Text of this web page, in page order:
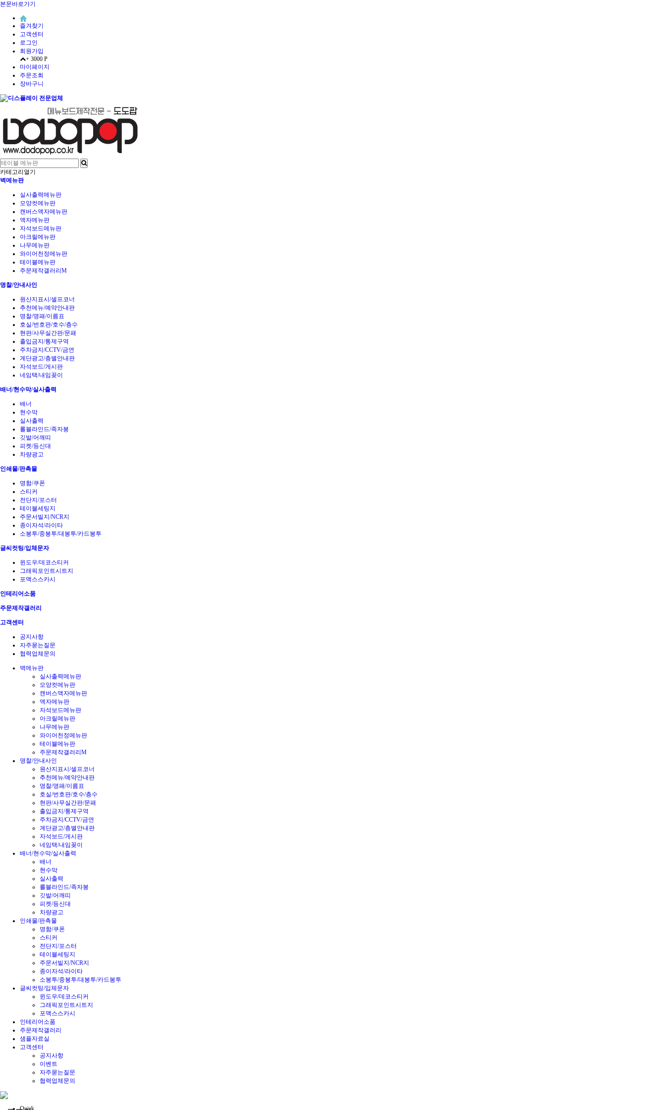
본문바로가기
즐겨찾기
고객센터
로그인
회원가입
+ 3000 P
마이페이지
주문조회
장바구니
카테고리열기
벽메뉴판
실사출력메뉴판
모양컷메뉴판
캔버스액자메뉴판
액자메뉴판
자석보드메뉴판
아크릴메뉴판
나무메뉴판
와이어천정메뉴판
테이블메뉴판
주문제작갤러리M
명찰/안내사인
원산지표시/셀프코너
추천메뉴/예약안내판
명찰/명패/이름표
호실/번호판/호수/층수
현판/사무실간판/문패
출입금지/통제구역
주차금지/CCTV/금연
계단광고/층별안내판
자석보드/게시판
네임택/내임꽂이
배너/현수막/실사출력
배너
현수막
실사출력
롤블라인드/족자봉
깃발/어깨띠
피켓/등신대
차량광고
인쇄물/판촉물
명함/쿠폰
스티커
전단지/포스터
테이블세팅지
주문서빌지/NCR지
종이자석/라이타
소봉투/중봉투/대봉투/카드봉투
글씨컷팅/입체문자
윈도우/데코스티커
그래픽포인트시트지
포맥스스카시
인테리어소품
주문제작갤러리
고객센터
공지사항
자주묻는질문
협력업체문의
벽메뉴판
실사출력메뉴판
모양컷메뉴판
캔버스액자메뉴판
액자메뉴판
자석보드메뉴판
아크릴메뉴판
나무메뉴판
와이어천정메뉴판
테이블메뉴판
주문제작갤러리M
명찰/안내사인
원산지표시/셀프코너
추천메뉴/예약안내판
명찰/명패/이름표
호실/번호판/호수/층수
현판/사무실간판/문패
출입금지/통제구역
주차금지/CCTV/금연
계단광고/층별안내판
자석보드/게시판
네임택/내임꽂이
배너/현수막/실사출력
배너
현수막
실사출력
롤블라인드/족자봉
깃발/어깨띠
피켓/등신대
차량광고
인쇄물/판촉물
명함/쿠폰
스티커
전단지/포스터
테이블세팅지
주문서빌지/NCR지
종이자석/라이타
소봉투/중봉투/대봉투/카드봉투
글씨컷팅/입체문자
윈도우/데코스티커
그래픽포인트시트지
포맥스스카시
인테리어소품
주문제작갤러리
샘플자료실
고객센터
공지사항
이벤트
자주묻는질문
협력업체문의